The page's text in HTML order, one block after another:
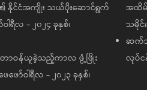
နိုင်ငံအကျိုး သယ်ပိုးဆောင်ရွက်
ါရီလ - ၂၀၂၄ ခုနှစ်၊
တာဝန်ယူခဲ့သည့်ကာလ ဖွံ့ဖြိုး
ော်ဝါရီလ - ၂၀၂၃ ခုနှစ်၊
အထိမ်
သမိုင်
ဆက်သွ
လုပ်